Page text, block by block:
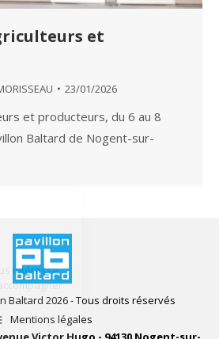
le contenu
de vous déranger, mais on
pendant votre visite... Vous êtes
et
23/01/2026
et producteurs, du 6 au 8
Baltard de Nogent-sur-
Baltard 2026 - Tous droits réservés
Mentions légales